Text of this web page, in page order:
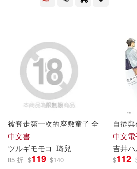
花札さくらの(3)
花鶏ハルノ(3) 藤子み
藤子・F・ 不二雄(3)
赤城憂紀(3) 辻さくら(3)
邑上主水(3) 野咲美桜(3)
バップ(1)
パイ・インターナショナル(1)
ビー・エヌ・エヌ(1)
ビー・エヌ・エヌ新社(1)
被奪走第一次的座敷童子 全
中文書
ツルギモモコ 琦兒
85 折 $119 $140
自從
中文電
吉井ハ
$112